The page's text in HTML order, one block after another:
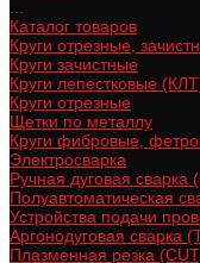
Каталог товаров
Круги отрезные,
Круги зачистные
Круги лепестковые
Круги отрезные
Щетки по металлу
Круги фибровые,
Электросварка
Ручная дуговая сварка
Полуавтоматическая
Устройства подачи
Аргонодуговая сварка
Плазменная резка